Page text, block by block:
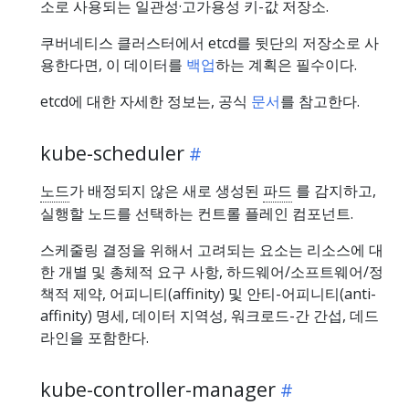
소로 사용되는 일관성·고가용성 키-값 저장소.
쿠버네티스 클러스터에서 etcd를 뒷단의 저장소로 사
용한다면, 이 데이터를 백업하는 계획은 필수이다.
etcd에 대한 자세한 정보는, 공식 문서를 참고한다.
kube-scheduler
노드가 배정되지 않은 새로 생성된 파드 를 감지하고,
실행할 노드를 선택하는 컨트롤 플레인 컴포넌트.
스케줄링 결정을 위해서 고려되는 요소는 리소스에 대
한 개별 및 총체적 요구 사항, 하드웨어/소프트웨어/정
책적 제약, 어피니티(affinity) 및 안티-어피니티(anti-
affinity) 명세, 데이터 지역성, 워크로드-간 간섭, 데드
라인을 포함한다.
kube-controller-manager